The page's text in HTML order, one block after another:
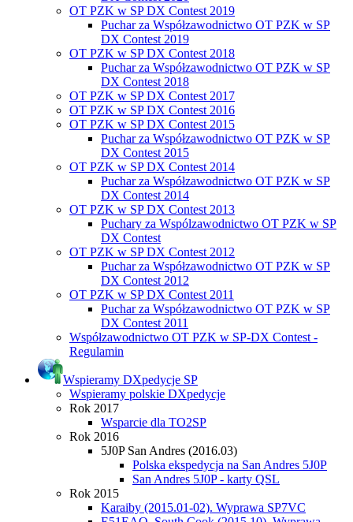
OT PZK w SP DX Contest 2019
Puchar za Współzawodnictwo OT PZK w SP
DX Contest 2019
OT PZK w SP DX Contest 2018
Puchar za Współzawodnictwo OT PZK w SP
DX Contest 2018
OT PZK w SP DX Contest 2017
OT PZK w SP DX Contest 2016
OT PZK w SP DX Contest 2015
Puchar za Współzawodnictwo OT PZK w SP
DX Contest 2015
OT PZK w SP DX Contest 2014
Puchar za Współzawodnictwo OT PZK w SP
DX Contest 2014
OT PZK w SP DX Contest 2013
Puchary za Wspólzawodnictwo OT PZK w SP
DX Contest
OT PZK w SP DX Contest 2012
Puchar za Współzawodnictwo OT PZK w SP
DX Contest 2012
OT PZK w SP DX Contest 2011
Puchar za Współzawodnictwo OT PZK w SP
DX Contest 2011
Współzawodnictwo OT PZK w SP-DX Contest -
Regulamin
Wspieramy DXpedycje SP
Wspieramy polskie DXpedycje
Rok 2017
Wsparcie dla TO2SP
Rok 2016
5J0P San Andres (2016.03)
Polska ekspedycja na San Andres 5J0P
San Andres 5J0P - karty QSL
Rok 2015
Karaiby (2015.01-02). Wyprawa SP7VC